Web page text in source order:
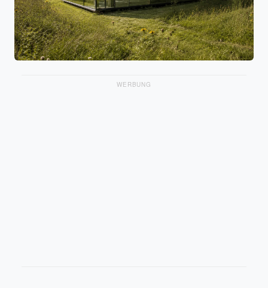
WERBUNG